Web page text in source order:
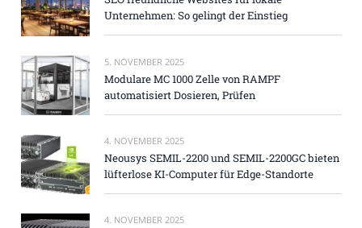
Unternehmen: So gelingt der Einstieg
5. NOVEMBER 2025
Modulare MC 1000 Zelle von RAMPF
automatisiert Dosieren, Prüfen
4. NOVEMBER 2025
Neousys SEMIL-2200 und SEMIL-2200GC bieten
lüfterlose KI-Computer für Edge-Standorte
4. NOVEMBER 2025